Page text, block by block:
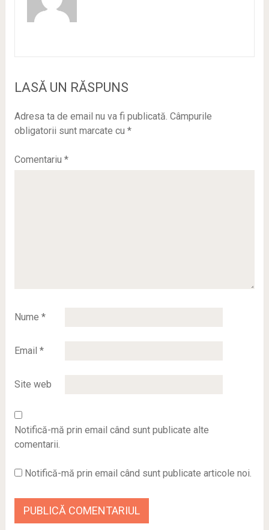
LASĂ UN RĂSPUNS
Adresa ta de email nu va fi publicată. Câmpurile
obligatorii sunt marcate cu *
Comentariu *
Nume *
Email *
Site web
Notifică-mă prin email când sunt publicate alte
comentarii.
Notifică-mă prin email când sunt publicate articole noi.